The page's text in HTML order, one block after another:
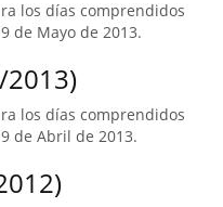
los días comprendidos
de Mayo de 2013.
2013)
los días comprendidos
de Abril de 2013.